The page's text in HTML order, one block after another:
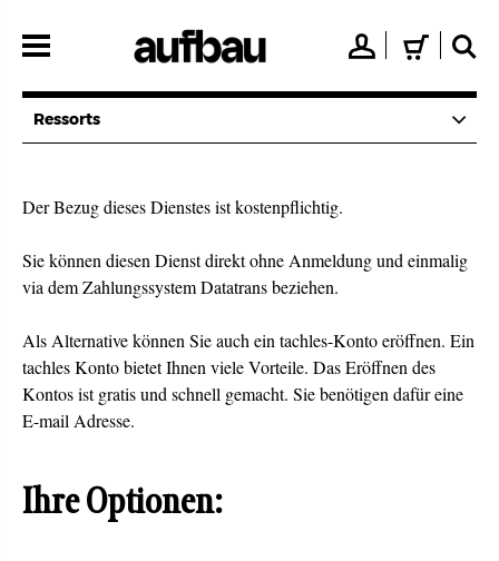
zum
👤 🛒 🔍
Ressorts
Der Bezug dieses Dienstes ist kostenpflichtig.
Sie können diesen Dienst direkt ohne Anmeldung und einmalig
via dem Zahlungssystem Datatrans beziehen.
Als Alternative können Sie auch ein tachles-Konto eröffnen. Ein
tachles Konto bietet Ihnen viele Vorteile. Das Eröffnen des
Kontos ist gratis und schnell gemacht. Sie benötigen dafür eine
E-mail Adresse.
Ihre Optionen: